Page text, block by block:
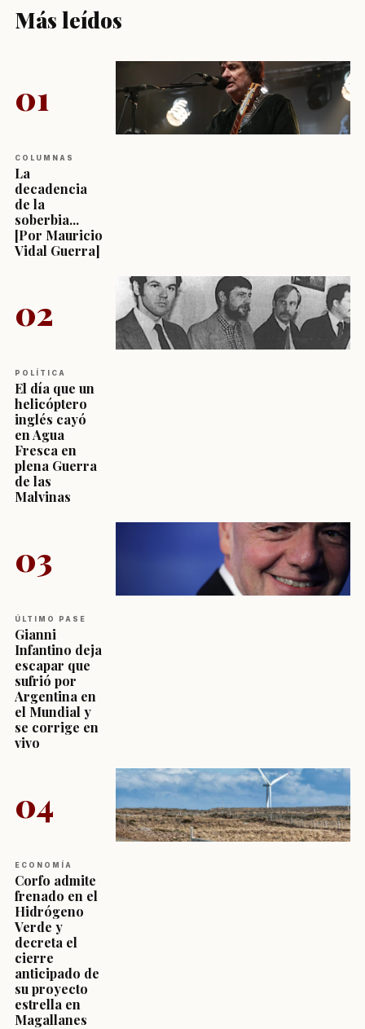
Más leídos
01
COLUMNAS
La
decadencia
de la
soberbia...
[Por Mauricio
Vidal Guerra]
02
POLÍTICA
El día que un
helicóptero
inglés cayó
en Agua
Fresca en
plena Guerra
de las
Malvinas
03
ÚLTIMO PASE
Gianni
Infantino deja
escapar que
sufrió por
Argentina en
el Mundial y
se corrige en
vivo
04
ECONOMÍA
Corfo admite
frenado en el
Hidrógeno
Verde y
decreta el
cierre
anticipado de
su proyecto
estrella en
Magallanes